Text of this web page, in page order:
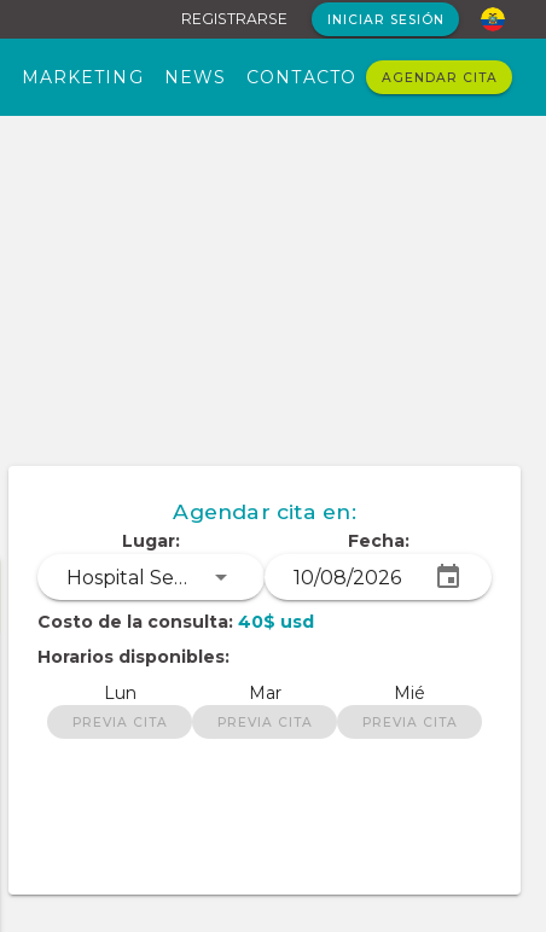
REGISTRARSE INICIAR SESIÓN
MARKETING NEWS CONTACTO AGENDAR CITA
Agendar cita en:
Lugar:
Hospital Semedic -Villa Club
Fecha:
Costo de la consulta:40$ usd
Horarios disponibles:
Lun
PREVIA CITA
Mar
PREVIA CITA
Mié
PREVIA CITA